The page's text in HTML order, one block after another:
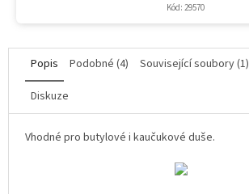
Kód: 29570
Popis Podobné (4) Související soubory (1)
Diskuze
Vhodné pro butylové i kaučukové duše.